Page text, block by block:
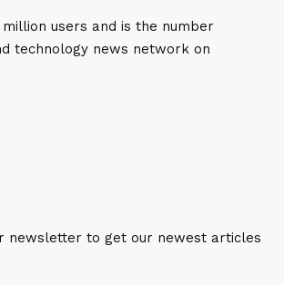
million users and is the number
technology news network on
newsletter to get our newest articles